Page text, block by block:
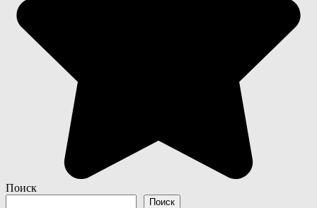
Поиск
Поиск